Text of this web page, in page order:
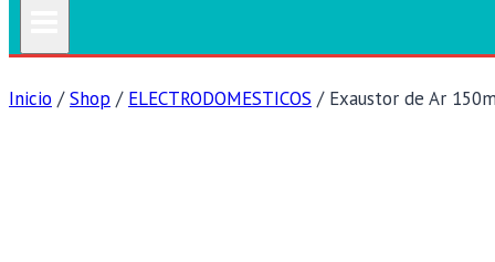
Inicio / Shop / ELECTRODOMESTICOS / Exaustor de Ar